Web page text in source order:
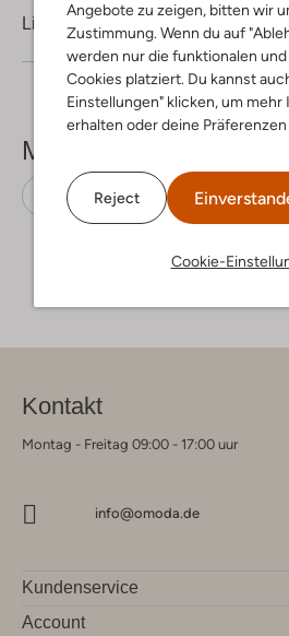
Angebote zu zeigen, bitten wir
Zustimmung. Wenn du auf
werden nur die funktionalen
Cookies platziert. Du kannst
Einstellungen" klicken, um
erhalten oder deine Präferenzen
Reject
Cookie-
Lieferung & Rückgabe
Mehr sehen
Flache Sandalen
Kontakt
Montag - Freitag 09:00 - 17:00 uur
info@omoda.de
Kundenservice
Account